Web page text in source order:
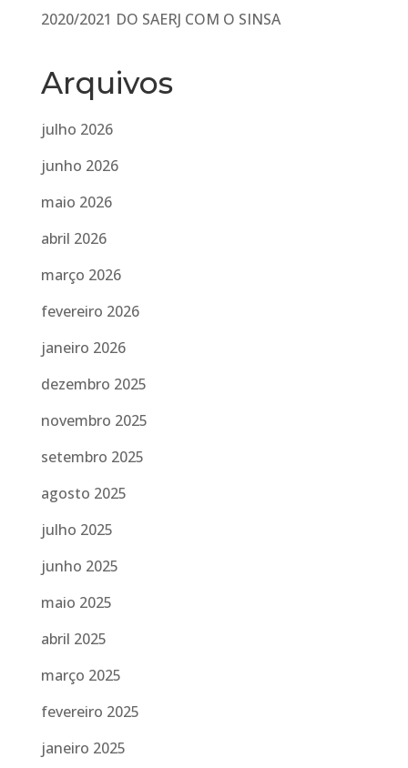
2020/2021 DO SAERJ COM O SINSA
Arquivos
julho 2026
junho 2026
maio 2026
abril 2026
março 2026
fevereiro 2026
janeiro 2026
dezembro 2025
novembro 2025
setembro 2025
agosto 2025
julho 2025
junho 2025
maio 2025
abril 2025
março 2025
fevereiro 2025
janeiro 2025